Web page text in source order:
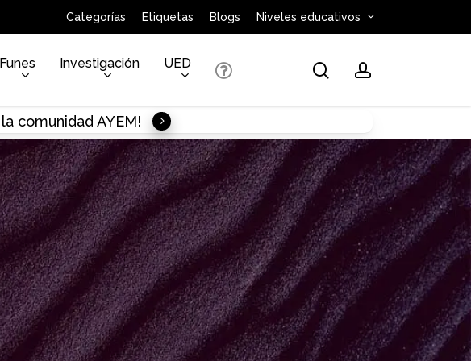
Categorías Etiquetas Blogs Niveles educativos
Funes Investigación UED searchaccount
comunidad AYEM!